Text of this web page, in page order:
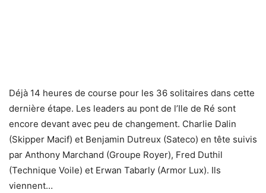
Déjà 14 heures de course pour les 36 solitaires dans cette
dernière étape. Les leaders au pont de l’Ile de Ré sont
encore devant avec peu de changement. Charlie Dalin
(Skipper Macif) et Benjamin Dutreux (Sateco) en tête suivis
par Anthony Marchand (Groupe Royer), Fred Duthil
(Technique Voile) et Erwan Tabarly (Armor Lux). Ils
viennent…